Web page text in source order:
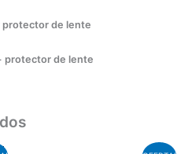
de lente
protector de lente